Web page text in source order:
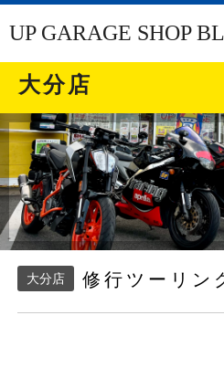
UP GARAGE SHOP
大分店
大分店 修行ツーリン